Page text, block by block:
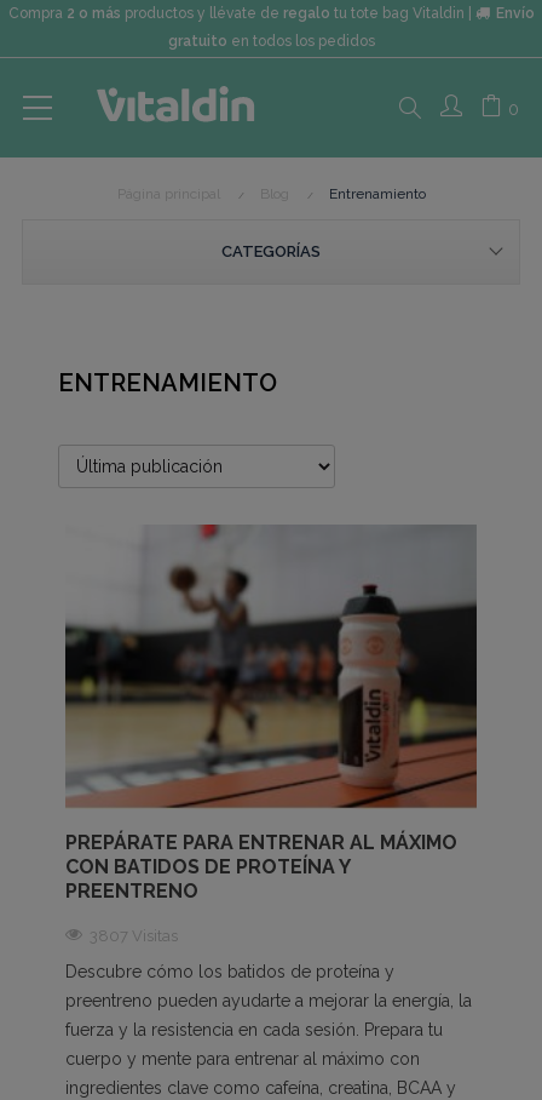
Compra 2 o más productos y llévate de regalo tu tote bag Vitaldin |
Envío
gratuito en todos los pedidos
Search
here...
0
Entrenamiento
CATEGORÍAS
ENTRENAMIENTO
PREPÁRATE PARA ENTRENAR AL MÁXIMO
CON BATIDOS DE PROTEÍNA Y
PREENTRENO
3807 Visitas
Descubre cómo los batidos de proteína y
preentreno pueden ayudarte a mejorar la energía, la
fuerza y la resistencia en cada sesión. Prepara tu
cuerpo y mente para entrenar al máximo con
ingredientes clave como cafeína, creatina, BCAA y